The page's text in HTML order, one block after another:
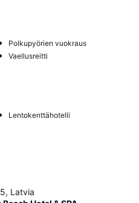
Polkupyörien vuokraus
Vaellusreitti
Lentokenttähotelli
Latvia